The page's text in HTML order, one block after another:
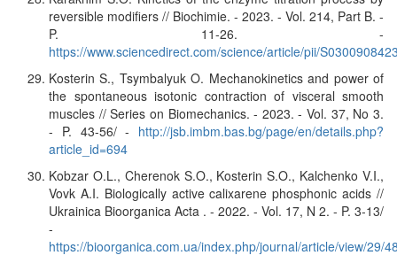
reversible modifiers // Biochimie. - 2023. - Vol. 214, Part B. -
P. 11-26. -
https://www.sciencedirect.com/science/article/pii/
Kosterin S., Tsymbalyuk O. Mechanokinetics and power of
the spontaneous isotonic contraction of visceral smooth
muscles // Series on Biomechanics. - 2023. - Vol. 37, No 3.
- P. 43-56/ - http://jsb.imbm.bas.bg/page/en/details.php?
article_id=694
Kobzar O.L., Cherenok S.O., Kosterin S.O., Kalchenko V.I.,
Vovk A.I. Biologically active calixarene phosphonic acids //
Ukrainica Bioorganica Acta . - 2022. - Vol. 17, N 2. - P. 3-13/
-
https://bioorganica.com.ua/index.php/journal/article/view/29/